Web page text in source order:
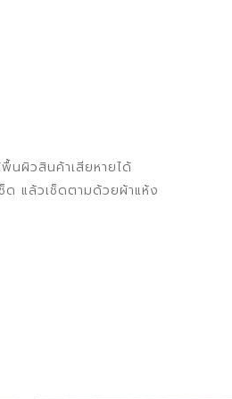
นผิวสินค้าเสียหายได้
ด แล้วเช็ดตามด้วยผ้าแห้ง